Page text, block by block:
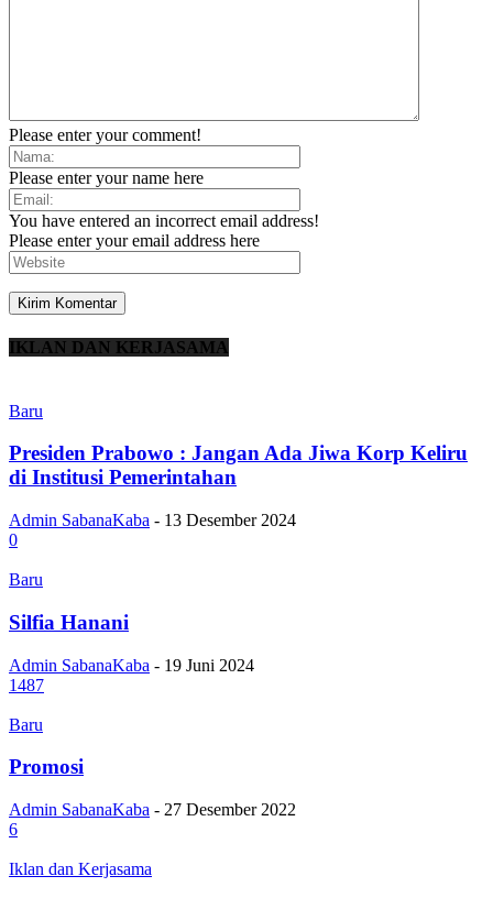
Please enter your comment!
Please enter your name here
You have entered an incorrect email address!
Please enter your email address here
IKLAN DAN KERJASAMA
Baru
Presiden Prabowo : Jangan Ada Jiwa Korp Keliru
di Institusi Pemerintahan
Admin SabanaKaba - 13 Desember 2024
0
Baru
Silfia Hanani
Admin SabanaKaba - 19 Juni 2024
1487
Baru
Promosi
Admin SabanaKaba - 27 Desember 2022
6
Iklan dan Kerjasama